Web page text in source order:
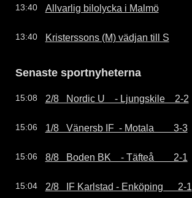
13:40 Allvarlig bilolycka i Malmö
13:40 Kristerssons (M) vädjan till S
Senaste sportnyheterna
15:08 2/8   Nordic U    - Ljungskile    2-2
15:06 1/8   Vänersb IF  - Motala        3-3
15:06 8/8   Boden BK    - Täfteå        2-1
15:04 2/8   IF Karlstad - Enköping      2-1